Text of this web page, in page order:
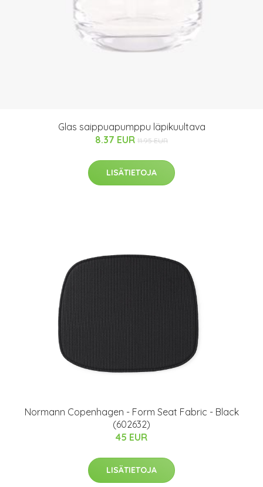
Glas saippuapumppu läpikuultava
8.37 EUR 11.95 EUR
LISÄTIETOJA
Normann Copenhagen - Form Seat Fabric - Black
(602632)
45 EUR
LISÄTIETOJA